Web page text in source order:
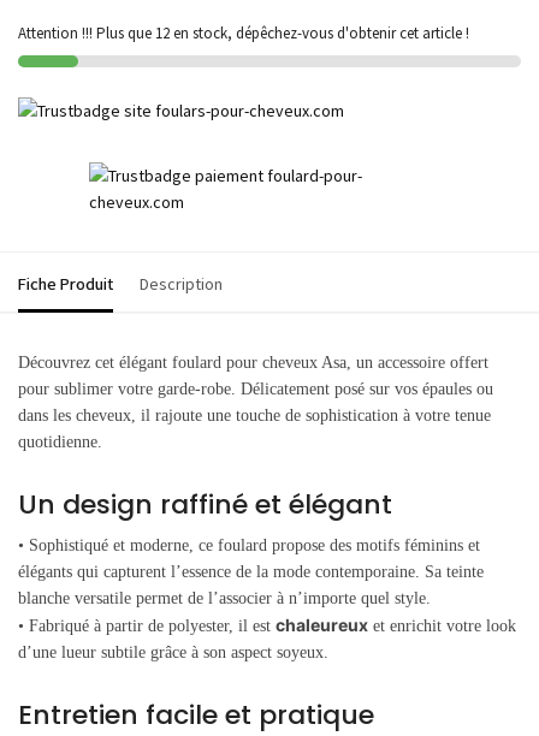
Attention !!! Plus que 12 en stock, dépêchez-vous d'obtenir cet article !
Fiche Produit Description
Découvrez cet élégant foulard pour cheveux Asa, un accessoire offert
pour sublimer votre garde-robe. Délicatement posé sur vos épaules ou
dans les cheveux, il rajoute une touche de sophistication à votre tenue
quotidienne.
Un design raffiné et élégant
• Sophistiqué et moderne, ce foulard propose des motifs féminins et
élégants qui capturent l’essence de la mode contemporaine. Sa teinte
blanche versatile permet de l’associer à n’importe quel style.
• Fabriqué à partir de polyester, il est chaleureux et enrichit votre look
d’une lueur subtile grâce à son aspect soyeux.
Entretien facile et pratique